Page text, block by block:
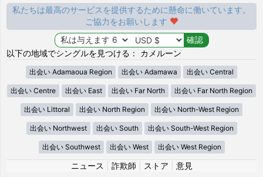
私たちは最高のサービスを提供するために懸命に働いています。
ご協力をお願いします
以下の地域でシングルを見つける： カメルーン
出会い Adamaoua Region 出会い Adamawa 出会い Central
出会い Centre 出会い East 出会い Far North 出会い Far North Region
出会い Littoral 出会い North Region 出会い North-West Region
出会い Northwest 出会い South 出会い South-West Region
出会い Southwest 出会い West 出会い West Region
ニュース 詐欺師 ストア
意見